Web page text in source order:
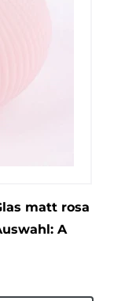
matt rosa
A